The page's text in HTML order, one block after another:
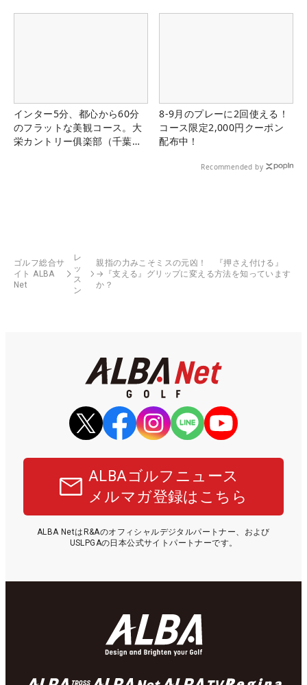
インター5分、都心から60分
のフラットな美観コース。大
栄カントリー俱楽部（千葉
8-9月のプレーに2回使える！
コース限定2,000円クーポン
配布中！
Recommended by
ゴルフ総合サ
イト ALBA
Net
レ
ッ
ス
ン
親指の力みこそミスの元凶！ 『押さえ付ける』
→『支える』グリップに変える方法を知っています
か？
ALBAゴルフニュース
メルマガ登録はこちら
ALBA NetはR&Aのオフィシャルデジタルパートナー、および
USLPGAの日本公式サイトパートナーです。